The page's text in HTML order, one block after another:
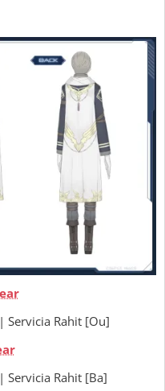
Servicia Rahit [Ou]
Servicia Rahit [Ba]